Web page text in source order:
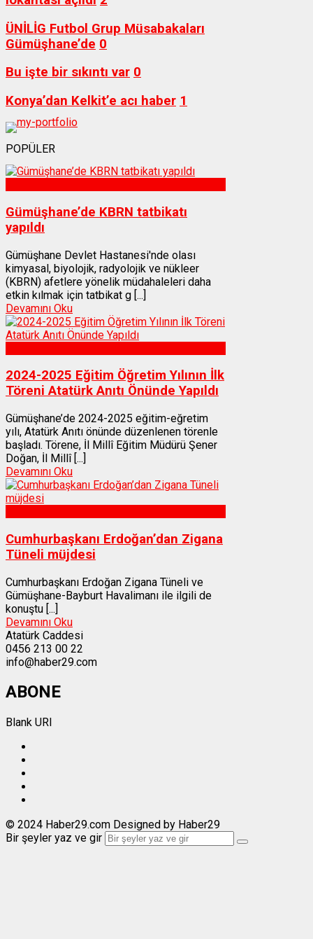
ÜNİLİG Futbol Grup Müsabakaları
Gümüşhane’de 0
Bu işte bir sıkıntı var 0
Konya’dan Kelkit’e acı haber 1
POPÜLER
Gümüşhane’de KBRN tatbikatı
yapıldı
Gümüşhane Devlet Hastanesi'nde olası
kimyasal, biyolojik, radyolojik ve nükleer
(KBRN) afetlere yönelik müdahaleleri daha
etkin kılmak için tatbikat g [...]
Devamını Oku
2024-2025 Eğitim Öğretim Yılının İlk
Töreni Atatürk Anıtı Önünde Yapıldı
Gümüşhane’de 2024-2025 eğitim-eğretim
yılı, Atatürk Anıtı önünde düzenlenen törenle
başladı. Törene, İl Millî Eğitim Müdürü Şener
Doğan, İl Millî [...]
Devamını Oku
Cumhurbaşkanı Erdoğan’dan Zigana
Tüneli müjdesi
Cumhurbaşkanı Erdoğan Zigana Tüneli ve
Gümüşhane-Bayburt Havalimanı ile ilgili de
konuştu [...]
Devamını Oku
Atatürk Caddesi
0456 213 00 22
info@haber29.com
ABONE
Blank URI
© 2024 Haber29.com Designed by Haber29
Bir şeyler yaz ve gir